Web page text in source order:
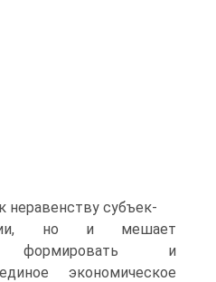
неравенству субъек-
но и мешает
формировать и
экономическое